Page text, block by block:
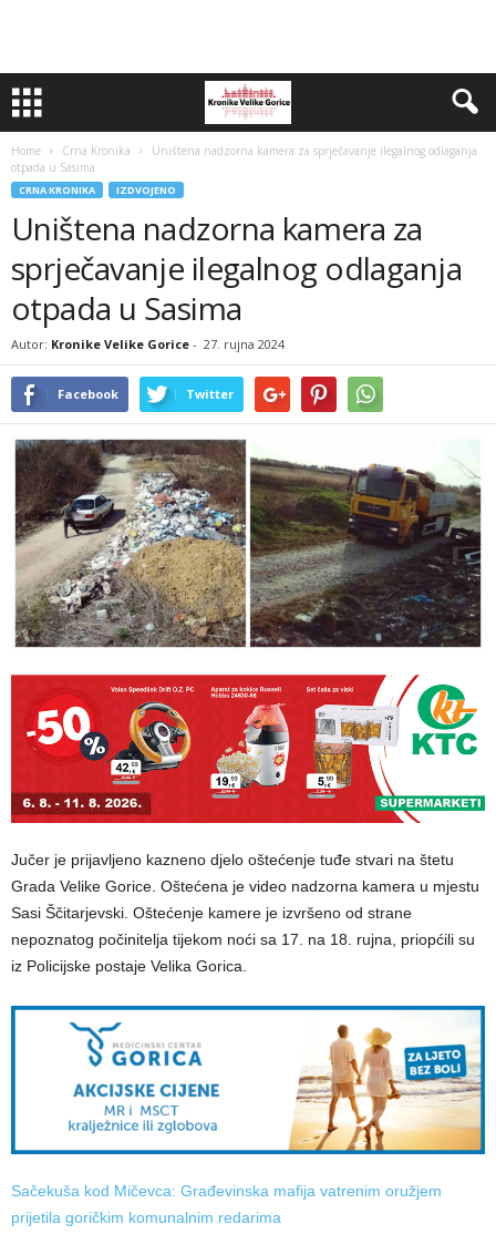
Home Crna Kronika
Uništena nadzorna kamera za sprječavanje ilegalnog odlaganja
otpada u Sasima
CRNA KRONIKA IZDVOJENO
Uništena nadzorna kamera za
sprječavanje ilegalnog odlaganja
otpada u Sasima
Autor: Kronike Velike Gorice - 27. rujna 2024
Facebook Twitter
Jučer je prijavljeno kazneno djelo oštećenje tuđe stvari na štetu
Grada Velike Gorice. Oštećena je video nadzorna kamera u mjestu
Sasi Ščitarjevski. Oštećenje kamere je izvršeno od strane
nepoznatog počinitelja tijekom noći sa 17. na 18. rujna, priopćili su
iz Policijske postaje Velika Gorica.
Sačekuša kod Mičevca: Građevinska mafija vatrenim oružjem
prijetila goričkim komunalnim redarima